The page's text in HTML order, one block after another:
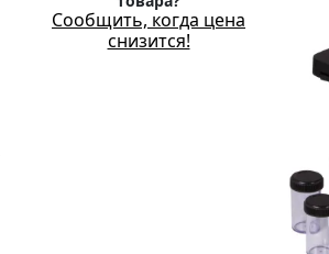
Сообщить, когда цена
снизится!